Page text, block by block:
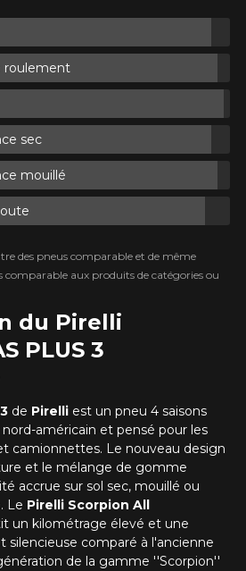
du Pirelli
PLUS 3
de Pirelliest un pneu 4 saisons
américain et pensé pour les
camionnettes. Le nouveau design
et le mélange de gomme
accrue sur sol sec, mouillé ou
Le Pirelli Scorpion All
un kilométrage élevé et une
silencieuse comparé à l'ancienne
de la gamme ''Scorpion''
roulement
sec
mouillé
des pneus comparable et de même
comparable aux produits de catégories ou